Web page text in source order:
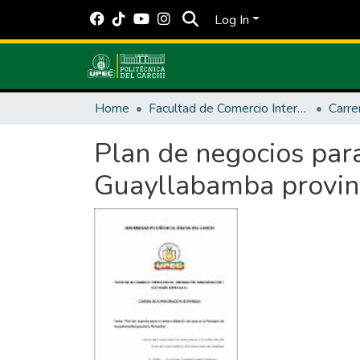
Log In
Home Facultad de Comercio Internacional, Integración, Administración y Economía Empresarial
Plan de negocios
Guayllabamba